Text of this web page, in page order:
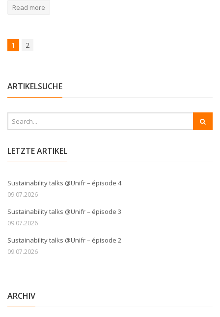
Read more
1 2
ARTIKELSUCHE
LETZTE ARTIKEL
Sustainability talks @Unifr – épisode 4
09.07.2026
Sustainability talks @Unifr – épisode 3
09.07.2026
Sustainability talks @Unifr – épisode 2
09.07.2026
ARCHIV